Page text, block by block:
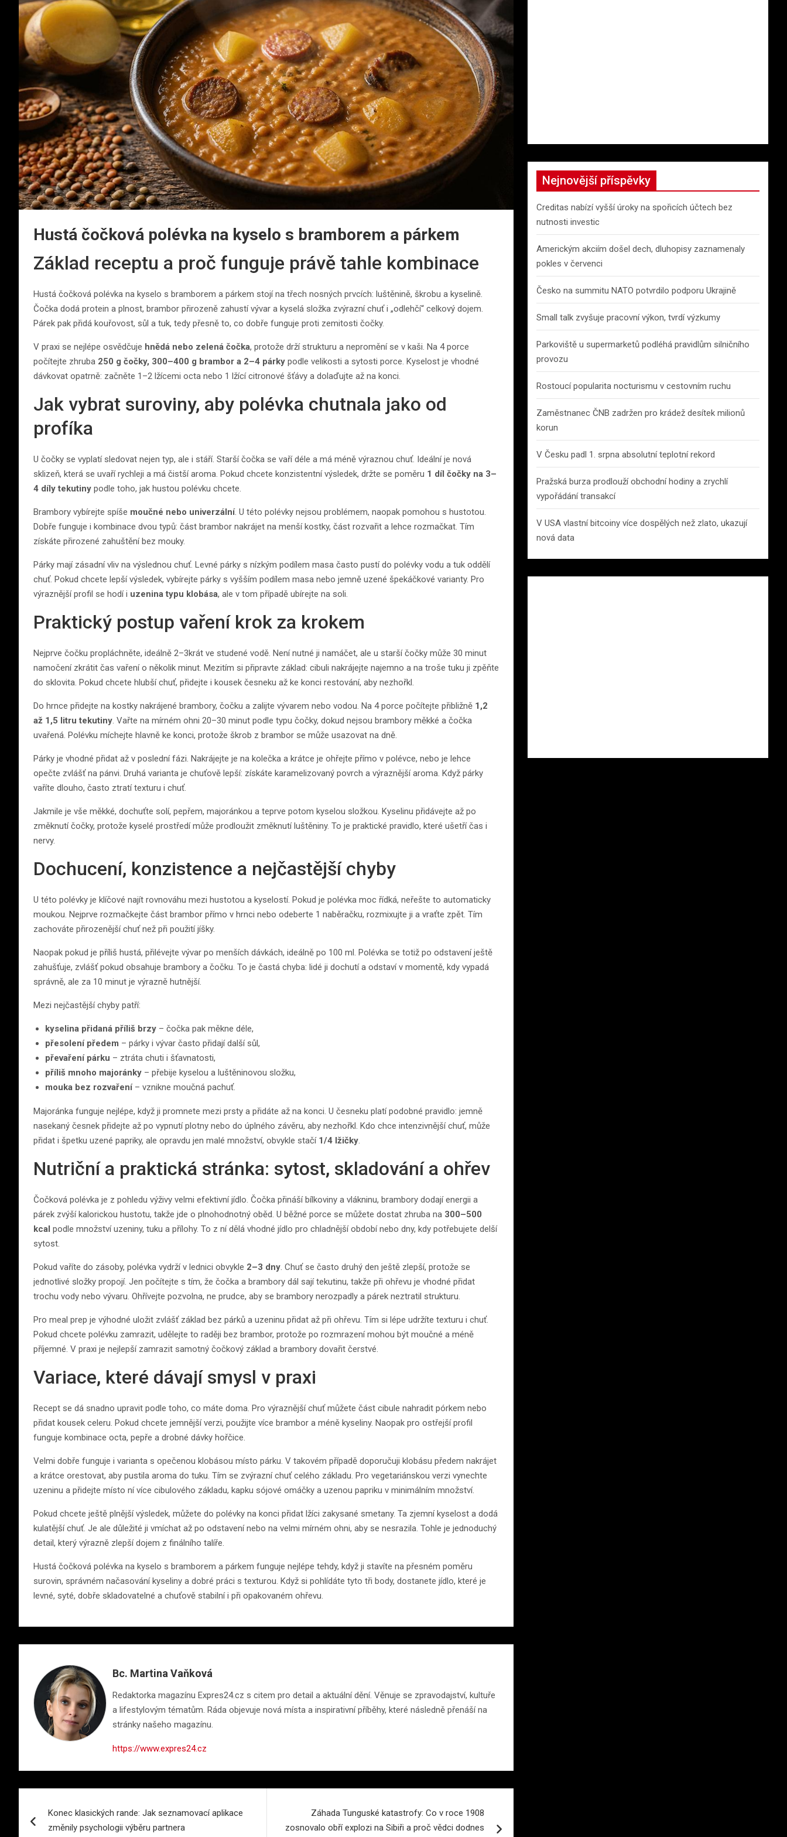
Hustá čočková polévka na kyselo s bramborem a párkem
Základ receptu a proč funguje právě tahle kombinace
Hustá čočková polévka na kyselo s bramborem a párkem stojí na třech nosných prvcích: luštěnině, škrobu a kyselině.
Čočka dodá protein a plnost, brambor přirozeně zahustí vývar a kyselá složka zvýrazní chuť i „odlehčí“ celkový dojem.
Párek pak přidá kouřovost, sůl a tuk, tedy přesně to, co dobře funguje proti zemitosti čočky.
V praxi se nejlépe osvědčuje hnědá nebo zelená čočka, protože drží strukturu a nepromění se v kaši. Na 4 porce
počítejte zhruba 250 g čočky, 300–400 g brambor a 2–4 párky podle velikosti a sytosti porce. Kyselost je vhodné
dávkovat opatrně: začněte 1–2 lžícemi octa nebo 1 lžící citronové šťávy a dolaďujte až na konci.
Jak vybrat suroviny, aby polévka chutnala jako od
profíka
U čočky se vyplatí sledovat nejen typ, ale i stáří. Starší čočka se vaří déle a má méně výraznou chuť. Ideální je nová
sklizeň, která se uvaří rychleji a má čistší aroma. Pokud chcete konzistentní výsledek, držte se poměru 1 díl čočky na 3–
4 díly tekutiny podle toho, jak hustou polévku chcete.
Brambory vybírejte spíše moučné nebo univerzální. U této polévky nejsou problémem, naopak pomohou s hustotou.
Dobře funguje i kombinace dvou typů: část brambor nakrájet na menší kostky, část rozvařit a lehce rozmačkat. Tím
získáte přirozené zahuštění bez mouky.
Párky mají zásadní vliv na výslednou chuť. Levné párky s nízkým podílem masa často pustí do polévky vodu a tuk oddělí
chuť. Pokud chcete lepší výsledek, vybírejte párky s vyšším podílem masa nebo jemně uzené špekáčkové varianty. Pro
výraznější profil se hodí i uzenina typu klobása, ale v tom případě ubírejte na soli.
Praktický postup vaření krok za krokem
Nejprve čočku propláchněte, ideálně 2–3krát ve studené vodě. Není nutné ji namáčet, ale u starší čočky může 30 minut
namočení zkrátit čas vaření o několik minut. Mezitím si připravte základ: cibuli nakrájejte najemno a na troše tuku ji zpěňte
do sklovita. Pokud chcete hlubší chuť, přidejte i kousek česneku až ke konci restování, aby nezhořkl.
Do hrnce přidejte na kostky nakrájené brambory, čočku a zalijte vývarem nebo vodou. Na 4 porce počítejte přibližně 1,2
až 1,5 litru tekutiny. Vařte na mírném ohni 20–30 minut podle typu čočky, dokud nejsou brambory měkké a čočka
uvařená. Polévku míchejte hlavně ke konci, protože škrob z brambor se může usazovat na dně.
Párky je vhodné přidat až v poslední fázi. Nakrájejte je na kolečka a krátce je ohřejte přímo v polévce, nebo je lehce
opečte zvlášť na pánvi. Druhá varianta je chuťově lepší: získáte karamelizovaný povrch a výraznější aroma. Když párky
vaříte dlouho, často ztratí texturu i chuť.
Jakmile je vše měkké, dochuťte solí, pepřem, majoránkou a teprve potom kyselou složkou. Kyselinu přidávejte až po
změknutí čočky, protože kyselé prostředí může prodloužit změknutí luštěniny. To je praktické pravidlo, které ušetří čas i
nervy.
Dochucení, konzistence a nejčastější chyby
U této polévky je klíčové najít rovnováhu mezi hustotou a kyselostí. Pokud je polévka moc řídká, neřešte to automaticky
moukou. Nejprve rozmačkejte část brambor přímo v hrnci nebo odeberte 1 naběračku, rozmixujte ji a vraťte zpět. Tím
zachováte přirozenější chuť než při použití jíšky.
Naopak pokud je příliš hustá, přilévejte vývar po menších dávkách, ideálně po 100 ml. Polévka se totiž po odstavení ještě
zahušťuje, zvlášť pokud obsahuje brambory a čočku. To je častá chyba: lidé ji dochutí a odstaví v momentě, kdy vypadá
správně, ale za 10 minut je výrazně hutnější.
Mezi nejčastější chyby patří:
kyselina přidaná příliš brzy – čočka pak měkne déle,
přesolení předem – párky i vývar často přidají další sůl,
převaření párku – ztráta chuti i šťavnatosti,
příliš mnoho majoránky – přebije kyselou a luštěninovou složku,
mouka bez rozvaření– vznikne moučná pachuť.
Majoránka funguje nejlépe, když ji promnete mezi prsty a přidáte až na konci. U česneku platí podobné pravidlo: jemně
nasekaný česnek přidejte až po vypnutí plotny nebo do úplného závěru, aby nezhořkl. Kdo chce intenzivnější chuť, může
přidat i špetku uzené papriky, ale opravdu jen malé množství, obvykle stačí 1/4 lžičky.
Nutriční a praktická stránka: sytost, skladování a ohřev
Čočková polévka je z pohledu výživy velmi efektivní jídlo. Čočka přináší bílkoviny a vlákninu, brambory dodají energii a
párek zvýší kalorickou hustotu, takže jde o plnohodnotný oběd. U běžné porce se můžete dostat zhruba na 300–500
kcal podle množství uzeniny, tuku a přílohy. To z ní dělá vhodné jídlo pro chladnější období nebo dny, kdy potřebujete delší
sytost.
Pokud vaříte do zásoby, polévka vydrží v lednici obvykle 2–3 dny. Chuť se často druhý den ještě zlepší, protože se
jednotlivé složky propojí. Jen počítejte s tím, že čočka a brambory dál sají tekutinu, takže při ohřevu je vhodné přidat
trochu vody nebo vývaru. Ohřívejte pozvolna, ne prudce, aby se brambory nerozpadly a párek neztratil strukturu.
Pro meal prep je výhodné uložit zvlášť základ bez párků a uzeninu přidat až při ohřevu. Tím si lépe udržíte texturu i chuť.
Pokud chcete polévku zamrazit, udělejte to raději bez brambor, protože po rozmrazení mohou být moučné a méně
příjemné. V praxi je nejlepší zamrazit samotný čočkový základ a brambory dovařit čerstvé.
Variace, které dávají smysl v praxi
Recept se dá snadno upravit podle toho, co máte doma. Pro výraznější chuť můžete část cibule nahradit pórkem nebo
přidat kousek celeru. Pokud chcete jemnější verzi, použijte více brambor a méně kyseliny. Naopak pro ostřejší profil
funguje kombinace octa, pepře a drobné dávky hořčice.
Velmi dobře funguje i varianta s opečenou klobásou místo párku. V takovém případě doporučuji klobásu předem nakrájet
a krátce orestovat, aby pustila aroma do tuku. Tím se zvýrazní chuť celého základu. Pro vegetariánskou verzi vynechte
uzeninu a přidejte místo ní více cibulového základu, kapku sójové omáčky a uzenou papriku v minimálním množství.
Pokud chcete ještě plnější výsledek, můžete do polévky na konci přidat lžíci zakysané smetany. Ta zjemní kyselost a dodá
kulatější chuť. Je ale důležité ji vmíchat až po odstavení nebo na velmi mírném ohni, aby se nesrazila. Tohle je jednoduchý
detail, který výrazně zlepší dojem z finálního talíře.
Hustá čočková polévka na kyselo s bramborem a párkem funguje nejlépe tehdy, když ji stavíte na přesném poměru
surovin, správném načasování kyseliny a dobré práci s texturou. Když si pohlídáte tyto tři body, dostanete jídlo, které je
levné, syté, dobře skladovatelné a chuťově stabilní i při opakovaném ohřevu.
Bc. Martina Vaňková
Redaktorka magazínu Expres24.cz s citem pro detail a aktuální dění. Věnuje se zpravodajství, kultuře
a lifestylovým tématům. Ráda objevuje nová místa a inspirativní příběhy, které následně přenáší na
stránky našeho magazínu.
https://www.expres24.cz
pro
Konec klasických rande: Jak seznamovací aplikace
změnily psychologii výběru partnera
Záhada Tunguské katastrofy: Co v roce 1908
zosnovalo obří explozi na Sibiři a proč vědci dodnes
Nejnovější příspěvky
Creditas nabízí vyšší úroky na spořicích účtech bez
nutnosti investic
Americkým akciím došel dech, dluhopisy zaznamenaly
pokles v červenci
Česko na summitu NATO potvrdilo podporu Ukrajině
Small talk zvyšuje pracovní výkon, tvrdí výzkumy
Parkoviště u supermarketů podléhá pravidlům silničního
provozu
Rostoucí popularita nocturismu v cestovním ruchu
Zaměstnanec ČNB zadržen pro krádež desítek milionů
korun
V Česku padl 1. srpna absolutní teplotní rekord
Pražská burza prodlouží obchodní hodiny a zrychlí
vypořádání transakcí
V USA vlastní bitcoiny více dospělých než zlato, ukazují
nová data